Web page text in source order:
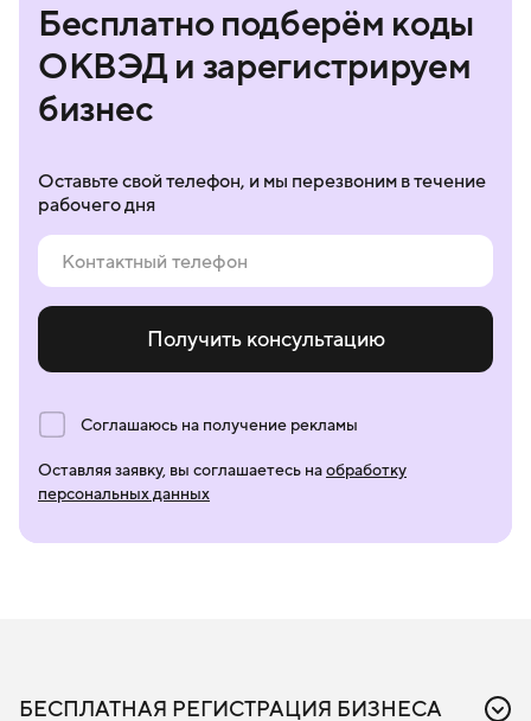
Бесплатно подберём коды
ОКВЭД и зарегистрируем
бизнес
Оставьте свой телефон, и мы перезвоним в течение
рабочего дня
Получить консультацию
Соглашаюсь на получение рекламы
Оставляя заявку, вы соглашаетесь наобработку
персональных данных
БЕСПЛАТНАЯ РЕГИСТРАЦИЯ БИЗНЕСА